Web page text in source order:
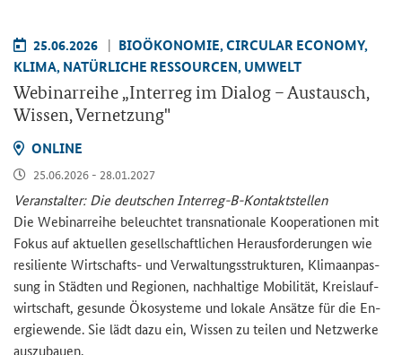
25.06.2026
BIO­ÖKO­NO­MIE, CIR­CU­LAR ECO­NO­MY,
KLIMA, NA­TÜR­LI­CHE RES­SOUR­CEN, UM­WELT
We­bi­nar­rei­he „Interregim Dia­log – Aus­tausch,
Wis­sen, Ver­net­zung"
ON­LINE
25.06.2026 - 28.01.2027
Ver­an­stal­ter: Die deut­schen Interreg-​B-Kontaktstellen
Die We­bi­nar­rei­he be­leuch­tet trans­na­tio­na­le Ko­ope­ra­tio­nen mit
Fokus auf ak­tu­el­len ge­sell­schaft­li­chen Her­aus­for­de­run­gen wie
re­si­li­en­te Wirtschafts-​ und Ver­wal­tungs­struk­tu­ren, Kli­ma­an­pas­
sung in Städ­ten und Re­gio­nen, nach­hal­ti­ge Mo­bi­li­tät, Kreis­lauf­
wirt­schaft, ge­sun­de Öko­sys­te­me und lo­ka­le An­sät­ze für die En­
er­gie­wen­de. Sie lädt dazu ein, Wis­sen zu tei­len und Netz­wer­ke
aus­zu­bau­en.